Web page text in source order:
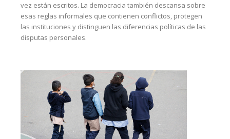
vez están escritos. La democracia también descansa sobre
esas reglas informales que contienen conflictos, protegen
las instituciones y distinguen las diferencias políticas de las
disputas personales.